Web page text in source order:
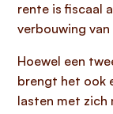
rente is fiscaal
verbouwing
Hoewel een
brengt het ook
lasten met zich